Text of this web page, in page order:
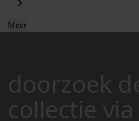
Meer
doorzoek
collectie